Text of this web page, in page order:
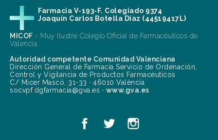
Farmacia V-193-F. Colegiado 9374
Joaquín Carlos Botella Díaz (44519417L)
MICOF - Muy Ilustre Colegio Oficial de Farmacéuticos de
Valencia
Autoridad competente Comunidad Valenciana
Dirección General de Farmacia Servicio de Ordenación,
Control y Vigilancia de Productos Farmacéuticos
C/ Micer Mascó, 31-33 · 46010 València
socvpf.dgfarmacia@gva.es · www.gva.es